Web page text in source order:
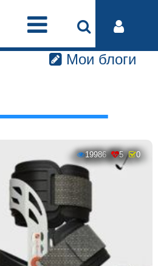
Мои блоги
19986 5 0